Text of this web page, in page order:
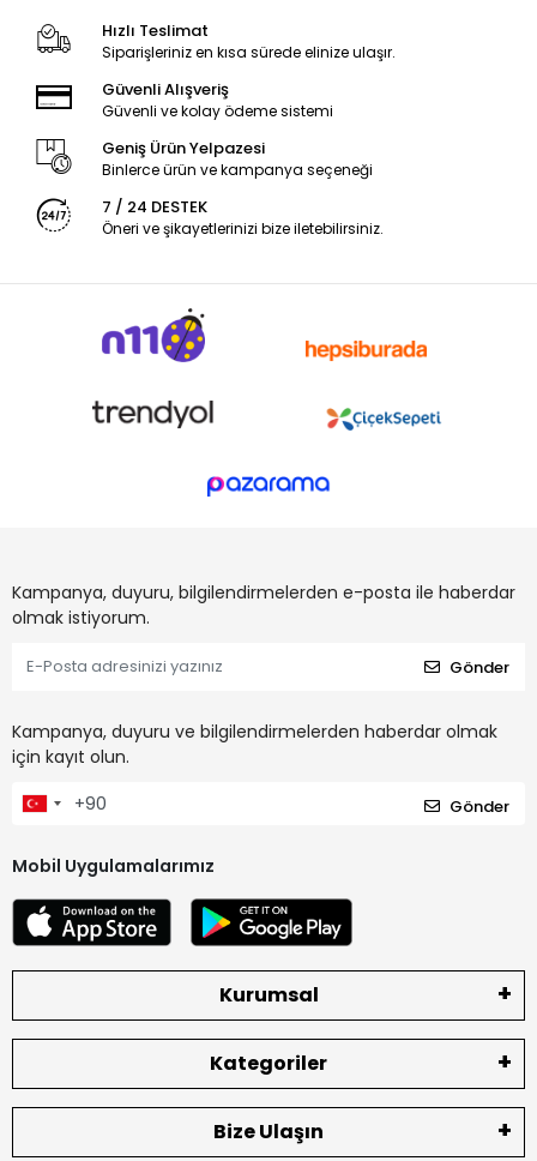
Hızlı Teslimat
Siparişleriniz en kısa sürede elinize ulaşır.
Güvenli Alışveriş
Güvenli ve kolay ödeme sistemi
Geniş Ürün Yelpazesi
Binlerce ürün ve kampanya seçeneği
7 / 24 DESTEK
Öneri ve şikayetlerinizi bize iletebilirsiniz.
Kampanya, duyuru, bilgilendirmelerden e-posta ile haberdar
olmak istiyorum.
Gönder
Kampanya, duyuru ve bilgilendirmelerden haberdar olmak
için kayıt olun.
Gönder
Mobil Uygulamalarımız
Kurumsal
Kategoriler
Bize Ulaşın